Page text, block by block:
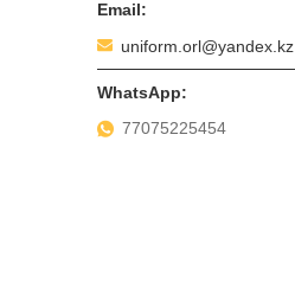
uniform.orl@yandex.kz
77075225454